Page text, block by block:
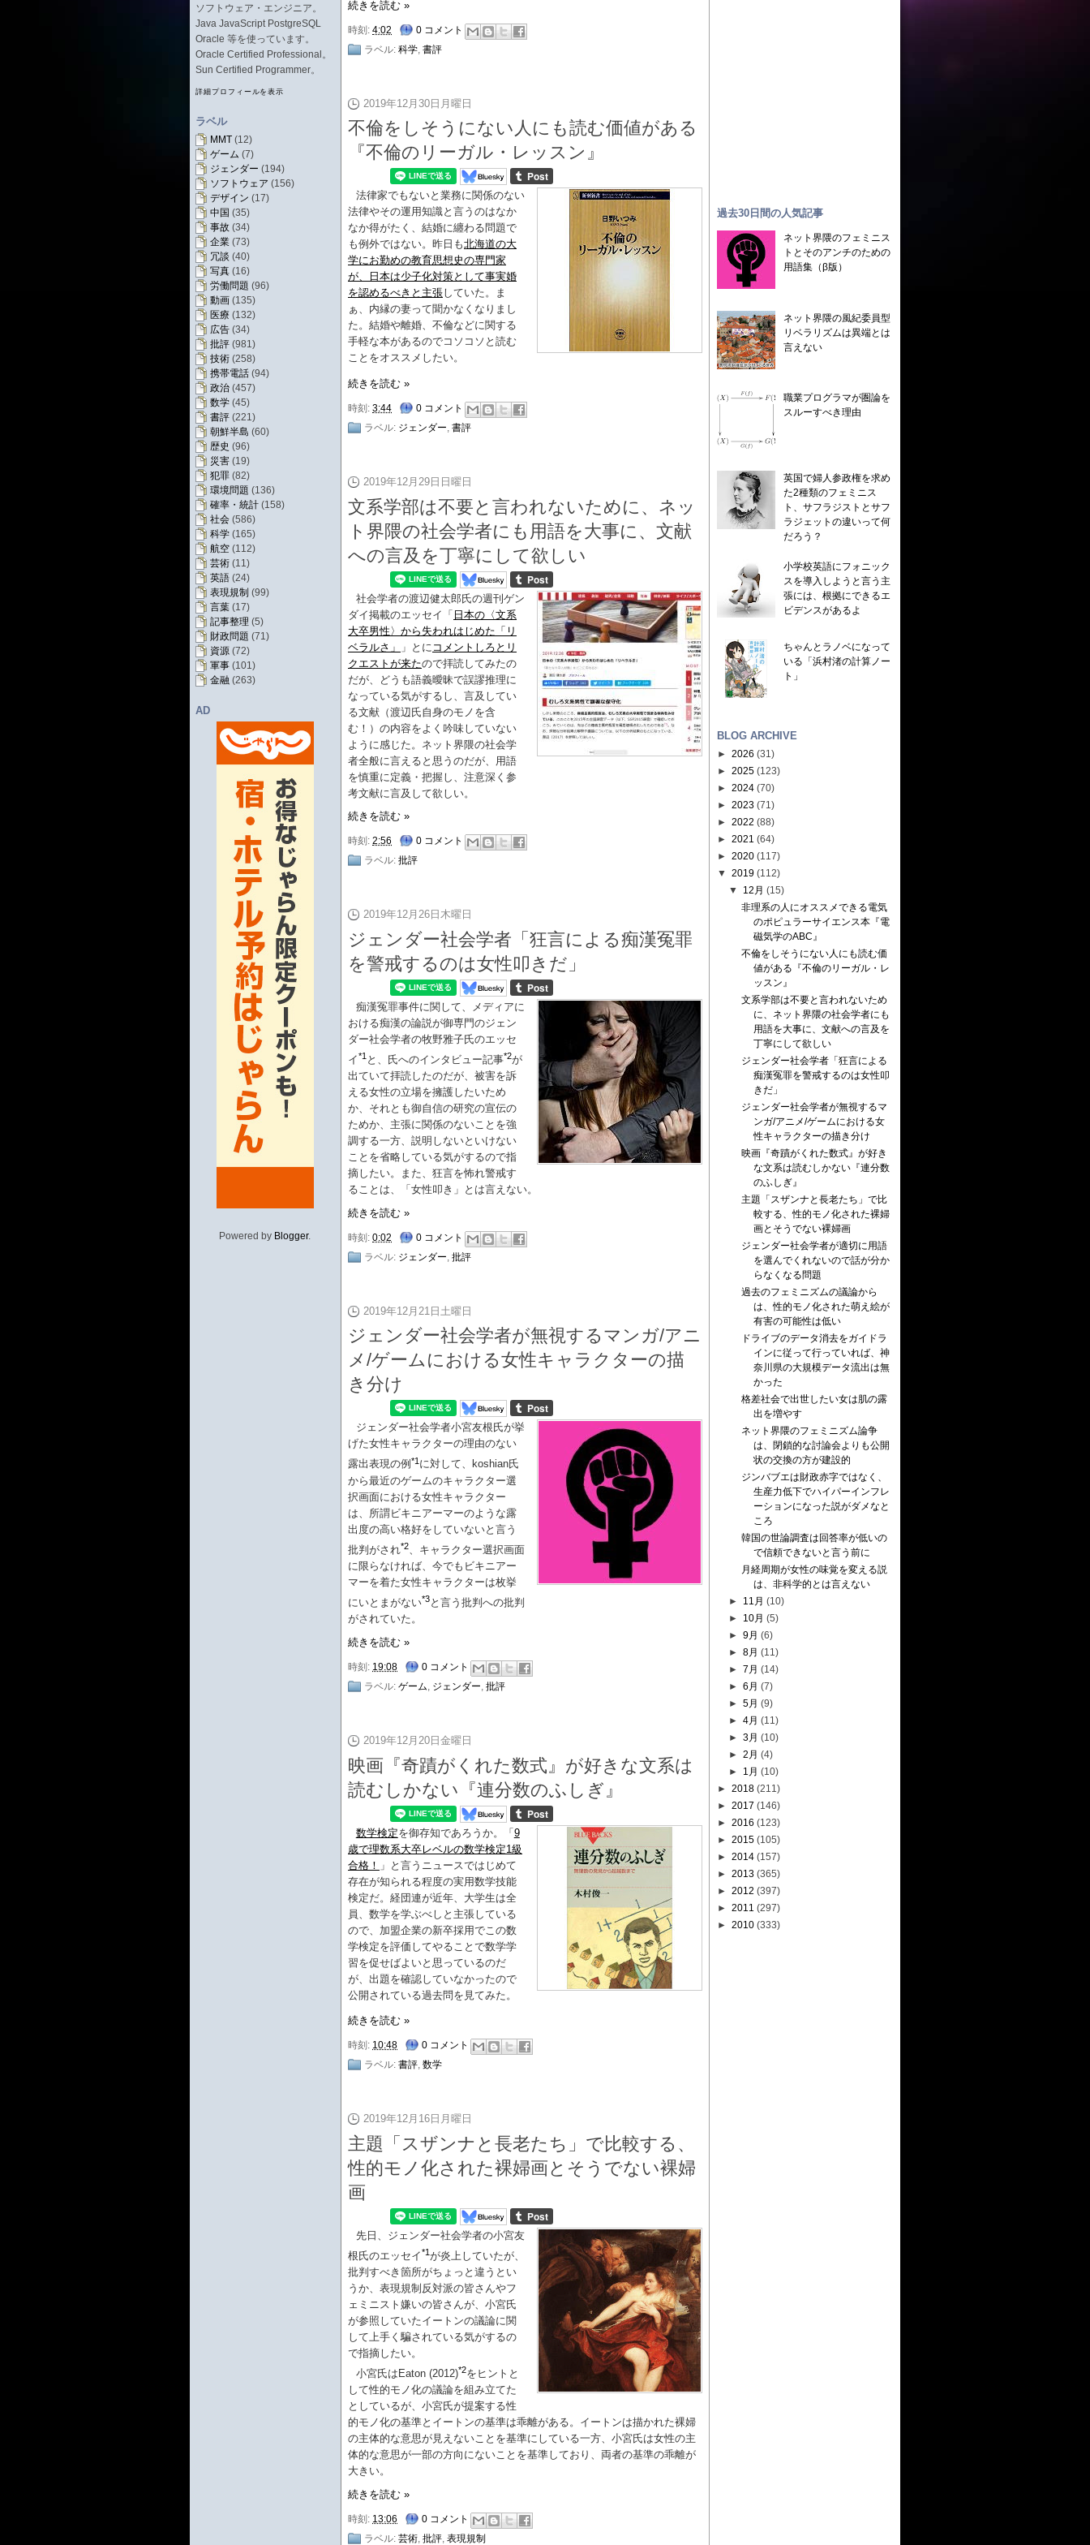
ソフトウェア・エンジニア。
Java JavaScript PostgreSQL
Oracle 等を使っています。
Oracle Certified Professional。
Sun Certified Programmer。
詳細プロフィールを表示
ラベル
MMT (12)
ゲーム (7)
ジェンダー (194)
ソフトウェア (156)
デザイン (17)
中国 (35)
事故 (34)
企業 (73)
冗談 (40)
写真 (16)
労働問題 (96)
動画 (135)
医療 (132)
広告 (34)
批評 (981)
技術 (258)
携帯電話 (94)
政治 (457)
数学 (45)
書評 (221)
朝鮮半島 (60)
歴史 (96)
災害 (19)
犯罪 (82)
環境問題 (136)
確率・統計 (158)
社会 (586)
科学 (165)
航空 (112)
芸術 (11)
英語 (24)
表現規制 (99)
言葉 (17)
記事整理 (5)
財政問題 (71)
資源 (72)
軍事 (101)
金融 (263)
AD
Powered by Blogger.
続きを読む »
時刻: 4:02
0 コメント
ラベル: 科学 書評
2019年12月30日月曜日
不倫をしそうにない人にも読む価値がある
『不倫のリーガル・レッスン』
法律家でもないと業務に関係のない
法律やその運用知識と言うのはなか
なか得がたく、結婚に纏わる問題で
も例外ではない。昨日も北海道の大
学にお勤めの教育思想史の専門家
が、日本は少子化対策として事実婚
を認めるべきと主張していた。ま
ぁ、内縁の妻って聞かなくなりまし
た。結婚や離婚、不倫などに関する
手軽な本があるのでコソコソと読む
ことをオススメしたい。
続きを読む »
時刻: 3:44
0 コメント
ラベル: ジェンダー, 書評
2019年12月29日日曜日
文系学部は不要と言われないために、ネッ
ト界隈の社会学者にも用語を大事に、文献
への言及を丁寧にして欲しい
社会学者の渡辺健太郎氏の週刊ゲン
ダイ掲載のエッセイ「 日本の〈文系
大卒男性〉から失われはじめた「リ
ベラルさ」
」とに コメントしろとリ
クエストが来たので拝読してみたの
だが、どうも語義曖昧で誤謬推理に
なっている気がするし、言及してい
る文献（渡辺氏自身のモノを含
む！）の内容をよく吟味していない
ように感じた。ネット界隈の社会学
者全般に言えると思うのだが、用語
を慎重に定義・把握し、注意深く参
考文献に言及して欲しい。
続きを読む »
時刻: 2:56
0 コメント
ラベル: 批評
2019年12月26日木曜日
ジェンダー社会学者「狂言による痴漢冤罪
を警戒するのは女性叩きだ」
痴漢冤罪事件に関して、メディアに
おける痴漢の論説が御専門のジェン
ダー社会学者の牧野雅子氏のエッセ
イ*1 と、氏へのインタビュー記事*2が
出ていて拝読したのだが、被害を訴
える女性の立場を擁護したいため
か、それとも御自信の研究の宣伝の
ためか、主張に関係のないことを強
調する一方、説明しないといけない
ことを省略している気がするので指
摘したい。また、狂言を怖れ警戒す
ることは、「女性叩き」とは言えない。
続きを読む »
時刻: 0:02
0 コメント
ラベル: ジェンダー, 批評
2019年12月21日土曜日
ジェンダー社会学者が無視するマンガ/アニ
メ/ゲームにおける女性キャラクターの描
き分け
ジェンダー社会学者小宮友根氏が挙
げた女性キャラクターの理由のない
露出表現の例 *1 に対して、koshian氏
から最近のゲームのキャラクター選
択画面における女性キャラクター
は、所謂ビキニアーマーのような露
出度の高い格好をしていないと言う
批判がされ*2
、キャラクター選択画面
に限らなければ、今でもビキニアー
マーを着た女性キャラクターは枚挙
にいとまがない*3と言う批判への批判
がされていた。
続きを読む »
時刻: 19:08
0 コメント
ラベル: ゲーム, ジェンダー, 批評
2019年12月20日金曜日
映画『奇蹟がくれた数式』が好きな文系は
読むしかない『連分数のふしぎ』
数学検定を御存知であろうか。「9
歳で理数系大卒レベルの数学検定1級
合格！ 」と言うニュースではじめて
存在が知られる程度の実用数学技能
検定だ。経団連が近年、大学生は全
員、数学を学ぶべしと主張している
ので、加盟企業の新卒採用でこの数
学検定を評価してやることで数学学
習を促せばよいと思っているのだ
が、出題を確認していなかったので
公開されている過去問を見てみた。
続きを読む »
時刻: 10:48
0 コメント
ラベル: 書評, 数学
2019年12月16日月曜日
主題「スザンナと長老たち」で比較する、
性的モノ化された裸婦画とそうでない裸婦
画
先日、ジェンダー社会学者の小宮友
根氏のエッセイ*1が炎上していたが、
批判すべき箇所がちょっと違うとい
うか、表現規制反対派の皆さんやフ
ェミニスト嫌いの皆さんが、小宮氏
が参照していたイートンの議論に関
して上手く騙されている気がするの
で指摘したい。
小宮氏はEaton (2012)*2をヒントと
して性的モノ化の議論を組み立てた
としているが、小宮氏が提案する性
的モノ化の基準とイートンの基準は乖離がある。イートンは描かれた裸婦
の主体的な意思が見えないことを基準にしている一方、小宮氏は女性の主
体的な意思が一部の方向にないことを基準しており、両者の基準の乖離が
大きい。
続きを読む »
時刻: 13:06
0 コメント
ラベル: 芸術, 批評, 表現規制
過去30日間の人気記事
ネット界隈のフェミニス
トとそのアンチのための
用語集（β版）
ネット界隈の風紀委員型
リベラリズムは異端とは
言えない
職業プログラマが圏論を
スルーすべき理由
英国で婦人参政権を求め
た2種類のフェミニス
ト、サフラジストとサフ
ラジェットの違いって何
だろう？
小学校英語にフォニック
スを導入しようと言う主
張には、根拠にできるエ
ビデンスがあるよ
ちゃんとラノベになって
いる「浜村渚の計算ノー
ト」
BLOG ARCHIVE
► 2026 (31)
► 2025 (123)
► 2024 (70)
► 2023 (71)
► 2022 (88)
► 2021 (64)
► 2020 (117)
▼ 2019 (112)
▼
12月 (15)
非理系の人にオススメできる電気
のポピュラーサイエンス本『電
磁気学のABC』
不倫をしそうにない人にも読む価
値がある『不倫のリーガル・レ
ッスン』
文系学部は不要と言われないため
に、ネット界隈の社会学者にも
用語を大事に、文献への言及を
丁寧にして欲しい
ジェンダー社会学者「狂言による
痴漢冤罪を警戒するのは女性叩
きだ」
ジェンダー社会学者が無視するマ
ンガ/アニメ/ゲームにおける女
性キャラクターの描き分け
映画『奇蹟がくれた数式』が好き
な文系は読むしかない『連分数
のふしぎ』
主題「スザンナと長老たち」で比
較する、性的モノ化された裸婦
画とそうでない裸婦画
ジェンダー社会学者が適切に用語
を選んでくれないので話が分か
らなくなる問題
過去のフェミニズムの議論から
は、性的モノ化された萌え絵が
有害の可能性は低い
ドライブのデータ消去をガイドラ
インに従って行っていれば、神
奈川県の大規模データ流出は無
かった
格差社会で出世したい女は肌の露
出を増やす
ネット界隈のフェミニズム論争
は、閉鎖的な討論会よりも公開
状の交換の方が建設的
ジンバブエは財政赤字ではなく、
生産力低下でハイパーインフレ
ーションになった説がダメなと
ころ
韓国の世論調査は回答率が低いの
で信頼できないと言う前に
月経周期が女性の味覚を変える説
は、非科学的とは言えない
► 11月 (10)
► 10月 (5)
►9月 (6)
►8月 (11)
►7月 (14)
►6月 (7)
►5月 (9)
►4月 (11)
►3月 (10)
►2月 (4)
► 1月 (10)
► 2018 (211)
► 2017 (146)
► 2016 (123)
► 2015 (105)
► 2014 (157)
► 2013 (365)
► 2012 (397)
► 2011 (297)
► 2010 (333)